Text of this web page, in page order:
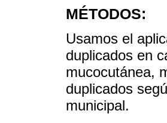
MÉTODOS:
Usamos el
duplicados en
mucocutánea,
duplicados
municipal.